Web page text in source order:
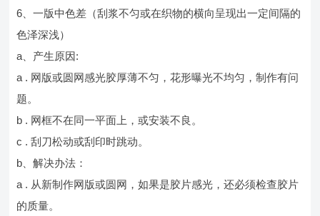
6、一版中色差（刮浆不匀或在织物的横向呈现出一定间隔的
色泽深浅）
a、产生原因:
a . 网版或圆网感光胶厚薄不匀，花形曝光不均匀，制作有问
题。
b . 网框不在同一平面上，或安装不良。
c . 刮刀松动或刮印时跳动。
b、解决办法：
a . 从新制作网版或圆网，如果是胶片感光，还必须检查胶片
的质量。